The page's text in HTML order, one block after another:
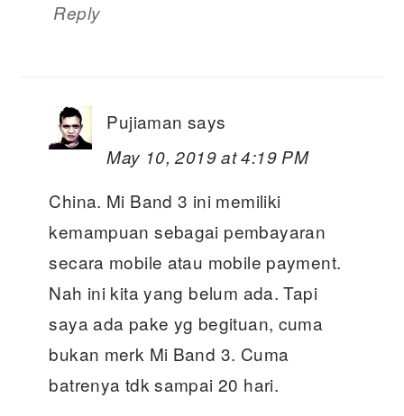
Reply
Pujiaman says
May 10, 2019 at 4:19 PM
China. Mi Band 3 ini memiliki
kemampuan sebagai pembayaran
secara mobile atau mobile payment.
Nah ini kita yang belum ada. Tapi
saya ada pake yg begituan, cuma
bukan merk Mi Band 3. Cuma
batrenya tdk sampai 20 hari.